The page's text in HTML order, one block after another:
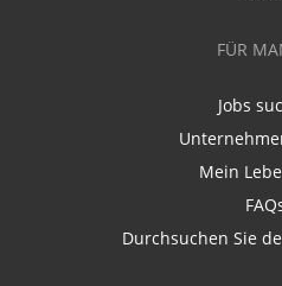
FÜR
Jobs
Mein
Durchsuchen Sie